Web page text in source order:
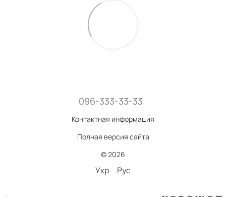
096-333-33-33
Контактная информация
Полная версия сайта
© 2026
Укр Рус